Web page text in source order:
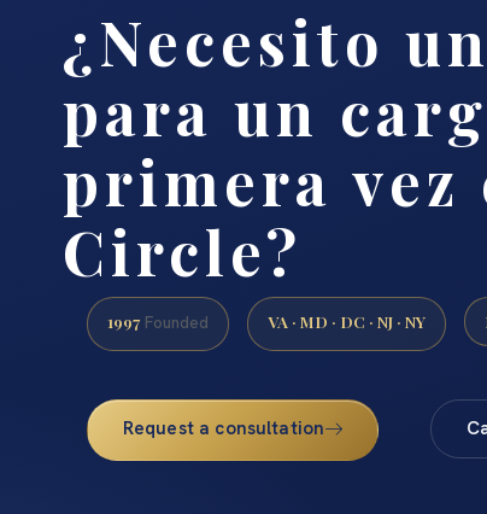
¿Necesito
para un
primera vez
Circle?
1997 Founded VA · MD · DC · NJ · NY
Request a consultation